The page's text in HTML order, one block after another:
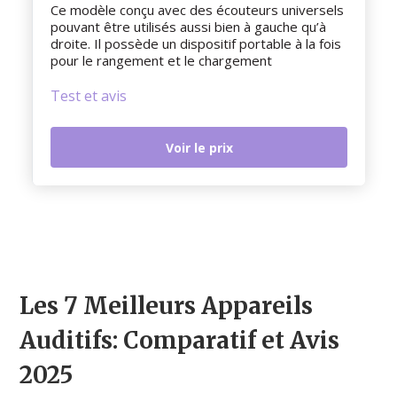
Ce modèle conçu avec des écouteurs universels
pouvant être utilisés aussi bien à gauche qu’à
droite. Il possède un dispositif portable à la fois
pour le rangement et le chargement
Test et avis
Voir le prix
Les 7 Meilleurs Appareils
Auditifs: Comparatif et Avis
2025